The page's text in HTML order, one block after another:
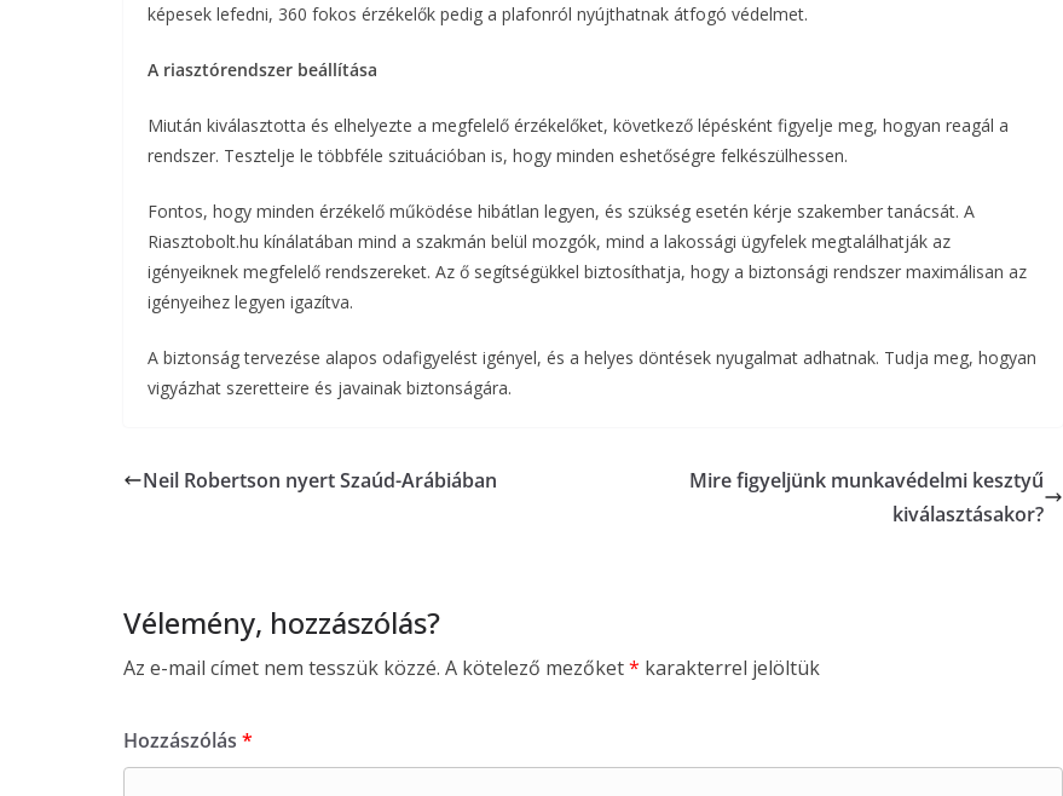
képesek lefedni, 360 fokos érzékelők pedig a plafonról nyújthatnak átfogó védelmet.
A riasztórendszer beállítása
Miután kiválasztotta és elhelyezte a megfelelő érzékelőket, következő lépésként figyelje meg, hogyan reagál a
rendszer. Tesztelje le többféle szituációban is, hogy minden eshetőségre felkészülhessen.
Fontos, hogy minden érzékelő működése hibátlan legyen, és szükség esetén kérje szakember tanácsát. A
Riasztobolt.hu kínálatában mind a szakmán belül mozgók, mind a lakossági ügyfelek megtalálhatják az
igényeiknek megfelelő rendszereket. Az ő segítségükkel biztosíthatja, hogy a biztonsági rendszer maximálisan az
igényeihez legyen igazítva.
A biztonság tervezése alapos odafigyelést igényel, és a helyes döntések nyugalmat adhatnak. Tudja meg, hogyan
vigyázhat szeretteire és javainak biztonságára.
Neil Robertson nyert Szaúd-Arábiában
Mire figyeljünk munkavédelmi kesztyű
kiválasztásakor?
Vélemény, hozzászólás?
Az e-mail címet nem tesszük közzé. A kötelező mezőket* karakterrel jelöltük
Hozzászólás *